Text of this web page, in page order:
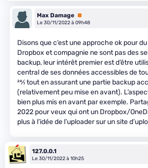
Max Damage Premium
Le 30/11/2022 à 09h48
Disons que c’est une approche ok pour
Dropbox et compagnie ne sont pas des
backup, leur intérêt premier est d’être
central de ses données accessibles de
24⁄7tout en assurant une partie backup
(relativement peu mise en avant).
bien plus mis en avant par exemple.
2022 pour veux qui ont un Dropbox/
plus à l’idée de l’uploader sur un site
127.0.0.1
Le 30/11/2022 à 10h25